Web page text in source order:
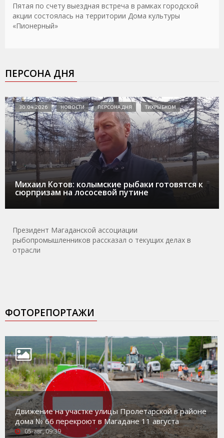
Пятая по счету выездная встреча в рамках городской
акции состоялась на территории Дома культуры
«Пионерный»
ПЕРСОНА ДНЯ
Михаил Котов: колымские рыбаки готовятся к
сюрпризам на лососевой путине
30.04.2026 НОВОСТИ ПЕРСОНА ДНЯ ТИХРЫБКОМ
Президент Магаданской ассоциации
рыбопромышленников рассказал о текущих делах в
отрасли
ФОТОРЕПОРТАЖИ
Движение на участке улицы Пролетарской в районе
дома № 66 перекроют в Магадане 11 августа
05-авг, 09:39